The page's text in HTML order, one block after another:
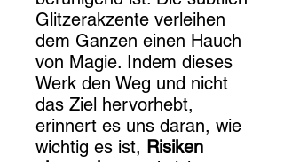
Glitzerakzente verleihen
dem Ganzen einen Hauch
von Magie. Indem dieses
Werk den Weg und nicht
das Ziel hervorhebt,
erinnert es uns daran, wie
wichtig es ist, Risiken